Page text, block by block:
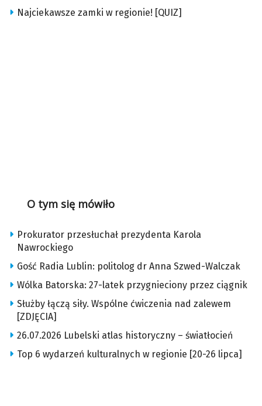
Najciekawsze zamki w regionie! [QUIZ]
O tym się mówiło
Prokurator przesłuchał prezydenta Karola
Nawrockiego
Gość Radia Lublin: politolog dr Anna Szwed-Walczak
Wólka Batorska: 27-latek przygnieciony przez ciągnik
Służby łączą siły. Wspólne ćwiczenia nad zalewem
[ZDJĘCIA]
26.07.2026 Lubelski atlas historyczny – światłocień
Top 6 wydarzeń kulturalnych w regionie [20-26 lipca]